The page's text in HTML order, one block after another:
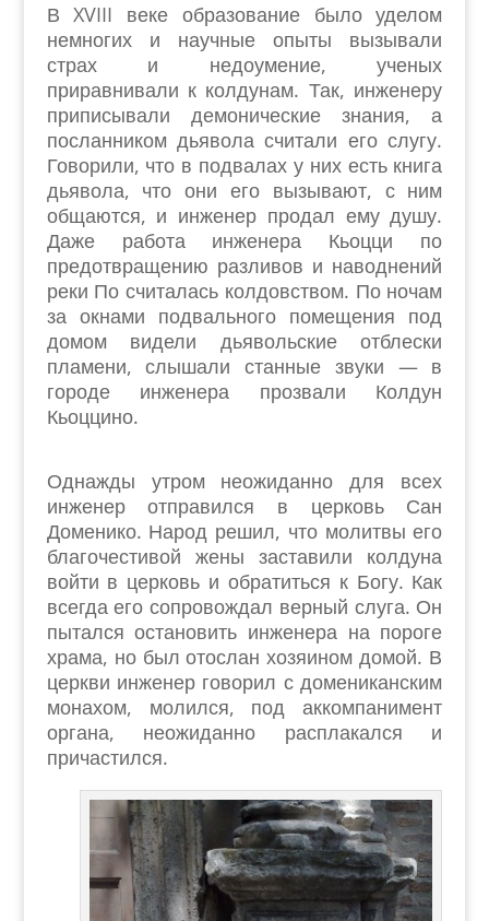
В XVIII веке образование было уделом
немногих и научные опыты вызывали
страх и недоумение, ученых
приравнивали к колдунам. Так, инженеру
приписывали демонические знания, а
посланником дьявола считали его слугу.
Говорили, что в подвалах у них есть книга
дьявола, что они его вызывают, с ним
общаются, и инженер продал ему душу.
Даже работа инженера Кьоцци по
предотвращению разливов и наводнений
реки По считалась колдовством. По ночам
за окнами подвального помещения под
домом видели дьявольские отблески
пламени, слышали станные звуки — в
городе инженера прозвали Колдун
Кьоццино.
Однажды утром неожиданно для всех
инженер отправился в церковь Сан
Доменико. Народ решил, что молитвы его
благочестивой жены заставили колдуна
войти в церковь и обратиться к Богу. Как
всегда его сопровождал верный слуга. Он
пытался остановить инженера на пороге
храма, но был отослан хозяином домой. В
церкви инженер говорил с домениканским
монахом, молился, под аккомпанимент
органа, неожиданно расплакался и
причастился.